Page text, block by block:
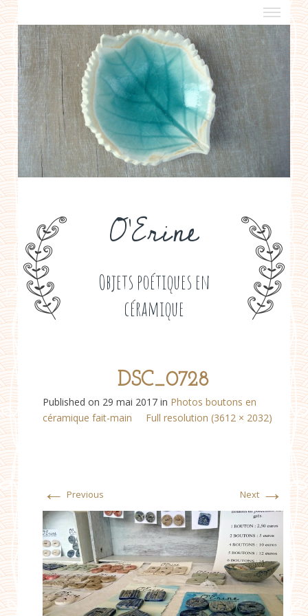
O'Erine
Objets poétiques en
céramique
a propos
boutiques de créateurs
contact
politique de confidentialité
DSC_0728
Published on 29 mai 2017 in Photos boutons en
céramique fait-main
Full resolution (3612 × 2032)
← Previous Next →